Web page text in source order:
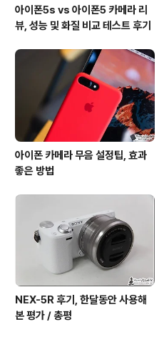
아이폰5s vs 아이폰5 카메라 리
뷰, 성능 및 화질 비교 테스트 후기
아이폰 카메라 무음 설정팁, 효과
좋은 방법
NEX-5R 후기, 한달동안 사용해
본 평가 / 총평